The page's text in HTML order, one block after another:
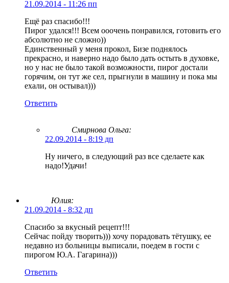
21.09.2014 - 11:26 пп
Ещё раз спасибо!!!
Пирог удался!!! Всем ооочень понравился, готовить его
абсолютно не сложно))
Единственный у меня прокол, Бизе поднялось
прекрасно, и наверно надо было дать остыть в духовке,
но у нас не было такой возможности, пирог достали
горячим, он тут же сел, прыгнули в машину и пока мы
ехали, он остывал)))
Ответить
Смирнова Ольга:
22.09.2014 - 8:19 дп
Ну ничего, в следующий раз все сделаете как
надо!Удачи!
Юлия:
21.09.2014 - 8:32 дп
Спасибо за вкусный рецепт!!!
Сейчас пойду творить))) хочу порадовать тётушку, ее
недавно из больницы выписали, поедем в гости с
пирогом Ю.А. Гагарина)))
Ответить